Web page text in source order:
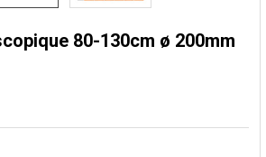
80-130cm ø 200mm